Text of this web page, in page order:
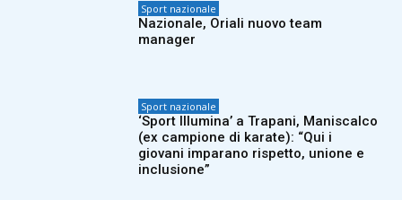
Sport nazionale
Nazionale, Oriali nuovo team
manager
Sport nazionale
‘Sport Illumina’ a Trapani, Maniscalco
(ex campione di karate): “Qui i
giovani imparano rispetto, unione e
inclusione”